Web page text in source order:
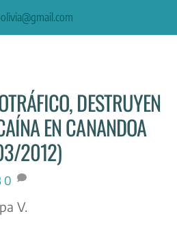
DESTRUYEN
EN CANANDOA
2012)
0
V.